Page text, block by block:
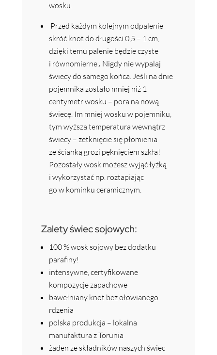
wosku.
Przed każdym kolejnym odpalenie
skróć knot do długości 0,5 – 1 cm,
dzięki temu palenie będzie czyste
i równomierne.. Nigdy nie wypalaj
świecy do samego końca. Jeśli na dnie
pojemnika zostało mniej niż 1
centymetr wosku – pora na nową
świecę. Im mniej wosku w pojemniku,
tym wyższa temperatura wewnątrz
świecy – zetknięcie się płomienia
ze ścianką grozi pęknięciem szkła!
Pozostały wosk możesz wyjąć łyżką
i wykorzystać np. roztapiając
go w kominku ceramicznym.
Zalety świec sojowych:
100 % wosk sojowy bez dodatku
parafiny!
intensywne, certyfikowane
kompozycje zapachowe
bawełniany knot bez ołowianego
rdzenia
polska produkcja – lokalna
manufaktura z Torunia
żaden ze składników naszych świec